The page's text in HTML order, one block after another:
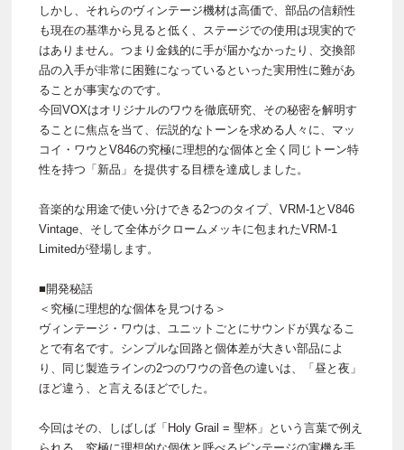
しかし、それらのヴィンテージ機材は高価で、部品の信頼性
も現在の基準から見ると低く、ステージでの使用は現実的で
はありません。つまり金銭的に手が届かなかったり、交換部
品の入手が非常に困難になっているといった実用性に難があ
ることが事実なのです。
今回VOXはオリジナルのワウを徹底研究、その秘密を解明す
ることに焦点を当て、伝説的なトーンを求める人々に、マッ
コイ・ワウとV846の究極に理想的な個体と全く同じトーン特
性を持つ「新品」を提供する目標を達成しました。
音楽的な用途で使い分けできる2つのタイプ、VRM-1とV846
Vintage、そして全体がクロームメッキに包まれたVRM-1
Limitedが登場します。
■開発秘話
＜究極に理想的な個体を見つける＞
ヴィンテージ・ワウは、ユニットごとにサウンドが異なるこ
とで有名です。シンプルな回路と個体差が大きい部品によ
り、同じ製造ラインの2つのワウの音色の違いは、「昼と夜」
ほど違う、と言えるほどでした。
今回はその、しばしば「Holy Grail = 聖杯」という言葉で例え